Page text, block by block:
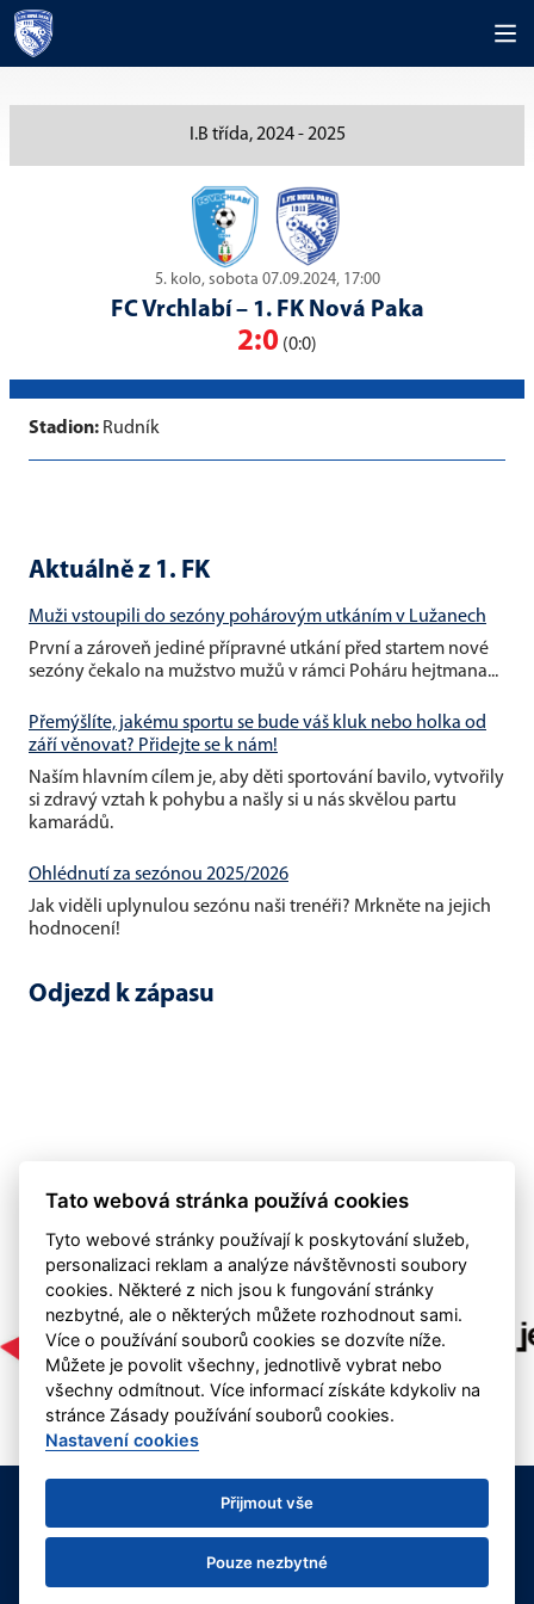
I.B třída, 2024 - 2025
5. kolo, sobota 07.09.2024, 17:00
FC Vrchlabí– 1. FK Nová Paka
2:0 (0:0)
Stadion: Rudník
Aktuálně z 1. FK
Muži vstoupili do sezóny pohárovým utkáním v Lužanech
První a zároveň jediné přípravné utkání před startem nové
sezóny čekalo na mužstvo mužů v rámci Poháru hejtmana...
Přemýšlíte, jakému sportu se bude váš kluk nebo holka od
září věnovat? Přidejte se k nám!
Naším hlavním cílem je, aby děti sportování bavilo, vytvořily
si zdravý vztah k pohybu a našly si u nás skvělou partu
kamarádů.
Ohlédnutí za sezónou 2025/2026
Jak viděli uplynulou sezónu naši trenéři? Mrkněte na jejich
hodnocení!
Odjezd k zápasu
1. Fotbalový klub Nová Paka, z.s.
kontakt: info@fotbalnp.cz | +420 737 960 853
Deklarace o ochraně osobních údajů
Tato webová stránka používá cookies
Tyto webové stránky používají k poskytování služeb,
personalizaci reklam a analýze návštěvnosti soubory
cookies. Některé z nich jsou k fungování stránky
nezbytné, ale o některých můžete rozhodnout sami.
Více o používání souborů cookies se dozvíte níže.
Můžete je povolit všechny, jednotlivě vybrat nebo
všechny odmítnout. Více informací získáte kdykoliv na
stránce Zásady používání souborů cookies.
Nastavení cookies
Přijmout vše
Pouze nezbytné